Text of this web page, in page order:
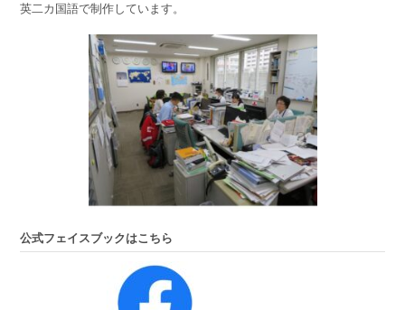
英二カ国語で制作しています。
公式フェイスブックはこちら